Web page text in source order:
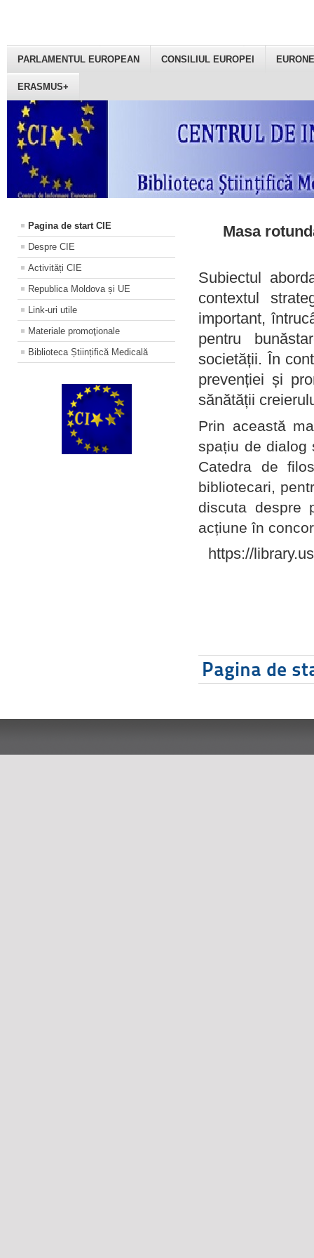
PARLAMENTUL EUROPEAN CONSILIUL EUROPEI
ERASMUS+
Pagina de start CIE
Despre CIE
Activități CIE
Republica Moldova și UE
Link-uri utile
Materiale promoţionale
Biblioteca Științifică Medicală
Masa
Subiectul
contextul
important,
pentru
societății. În
prevenției și
sănătății
Prin această
spațiu de dialog
Catedra de
bibliotecari,
discuta despre
acțiune în
https://
Pagina de